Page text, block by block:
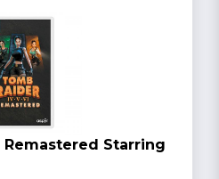
Remastered Starring